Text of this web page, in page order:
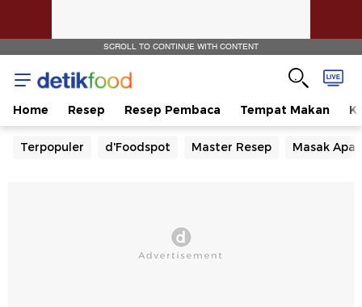
SCROLL TO CONTINUE WITH CONTENT
Home Resep Resep Pembaca Tempat Makan
Terpopuler d'Foodspot Master Resep Masak Apa